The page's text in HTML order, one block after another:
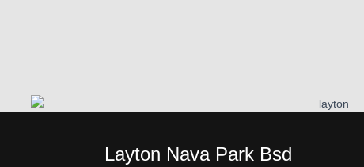
Layton Nava Park Bsd